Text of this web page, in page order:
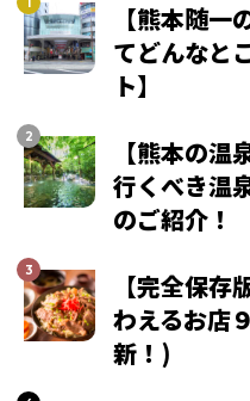
【熊本随
てどんなと
ト】
【熊本の
行くべき温
のご紹介！
【完全保
わえるお店
新！)